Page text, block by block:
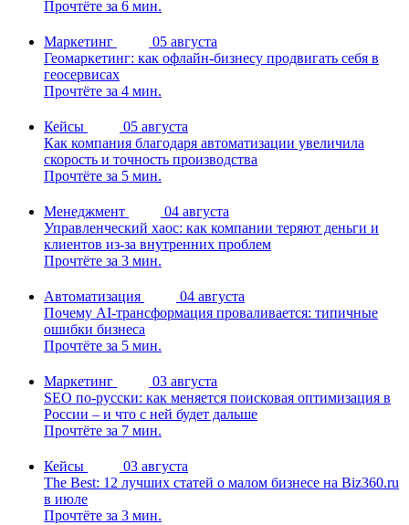
Прочтёте за 6 мин.
Маркетинг
05 августа
Геомаркетинг: как офлайн-бизнесу продвигать себя в
геосервисах
Прочтёте за 4 мин.
Кейсы
05 августа
Как компания благодаря автоматизации увеличила
скорость и точность производства
Прочтёте за 5 мин.
Менеджмент
04 августа
Управленческий хаос: как компании теряют деньги и
клиентов из-за внутренних проблем
Прочтёте за 3 мин.
Автоматизация
04 августа
Почему AI-трансформация проваливается: типичные
ошибки бизнеса
Прочтёте за 5 мин.
Маркетинг
03 августа
SEO по-русски: как меняется поисковая оптимизация в
России – и что с ней будет дальше
Прочтёте за 7 мин.
Кейсы
03 августа
The Best: 12 лучших статей о малом бизнесе на Biz360.ru
в июле
Прочтёте за 3 мин.